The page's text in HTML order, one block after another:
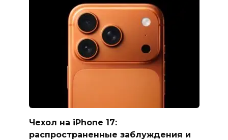
Чехол на iPhone 17:
распространенные заблуждения и